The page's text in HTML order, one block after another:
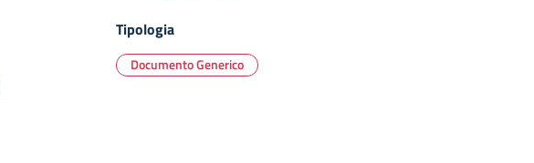
Tipologia
Documento Generico